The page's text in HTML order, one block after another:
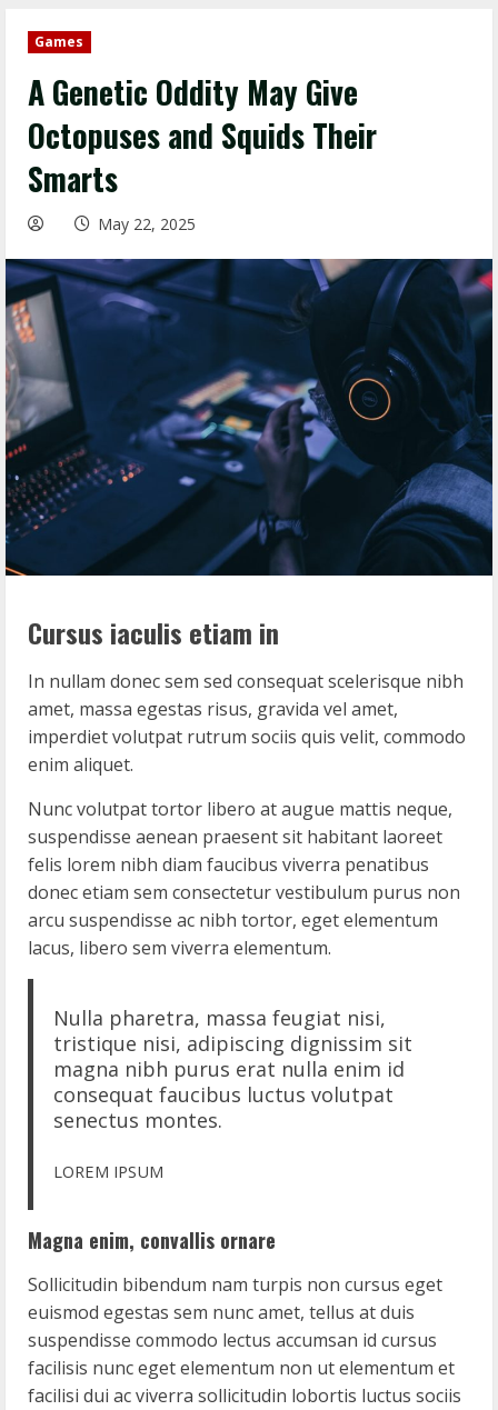
Games
A Genetic Oddity May Give
Octopuses and Squids Their
Smarts
May 22, 2025
Cursus iaculis etiam in
In nullam donec sem sed consequat scelerisque nibh
amet, massa egestas risus, gravida vel amet,
imperdiet volutpat rutrum sociis quis velit, commodo
enim aliquet.
Nunc volutpat tortor libero at augue mattis neque,
suspendisse aenean praesent sit habitant laoreet
felis lorem nibh diam faucibus viverra penatibus
donec etiam sem consectetur vestibulum purus non
arcu suspendisse ac nibh tortor, eget elementum
lacus, libero sem viverra elementum.
Nulla pharetra, massa feugiat nisi,
tristique nisi, adipiscing dignissim sit
magna nibh purus erat nulla enim id
consequat faucibus luctus volutpat
senectus montes.
LOREM IPSUM
Magna enim, convallis ornare
Sollicitudin bibendum nam turpis non cursus eget
euismod egestas sem nunc amet, tellus at duis
suspendisse commodo lectus accumsan id cursus
facilisis nunc eget elementum non ut elementum et
facilisi dui ac viverra sollicitudin lobortis luctus sociis